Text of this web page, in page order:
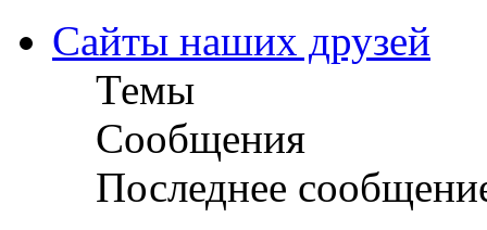
Сайты наших друзей
Темы
Сообщения
Последнее